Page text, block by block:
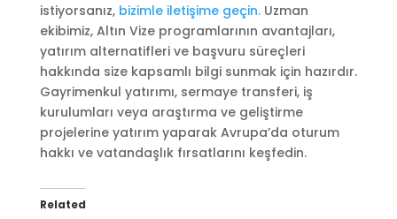
istiyorsanız, bizimle iletişime geçin. Uzman
ekibimiz, Altın Vize programlarının avantajları,
yatırım alternatifleri ve başvuru süreçleri
hakkında size kapsamlı bilgi sunmak için hazırdır.
Gayrimenkul yatırımı, sermaye transferi, iş
kurulumları veya araştırma ve geliştirme
projelerine yatırım yaparak Avrupa’da oturum
hakkı ve vatandaşlık fırsatlarını keşfedin.
Related